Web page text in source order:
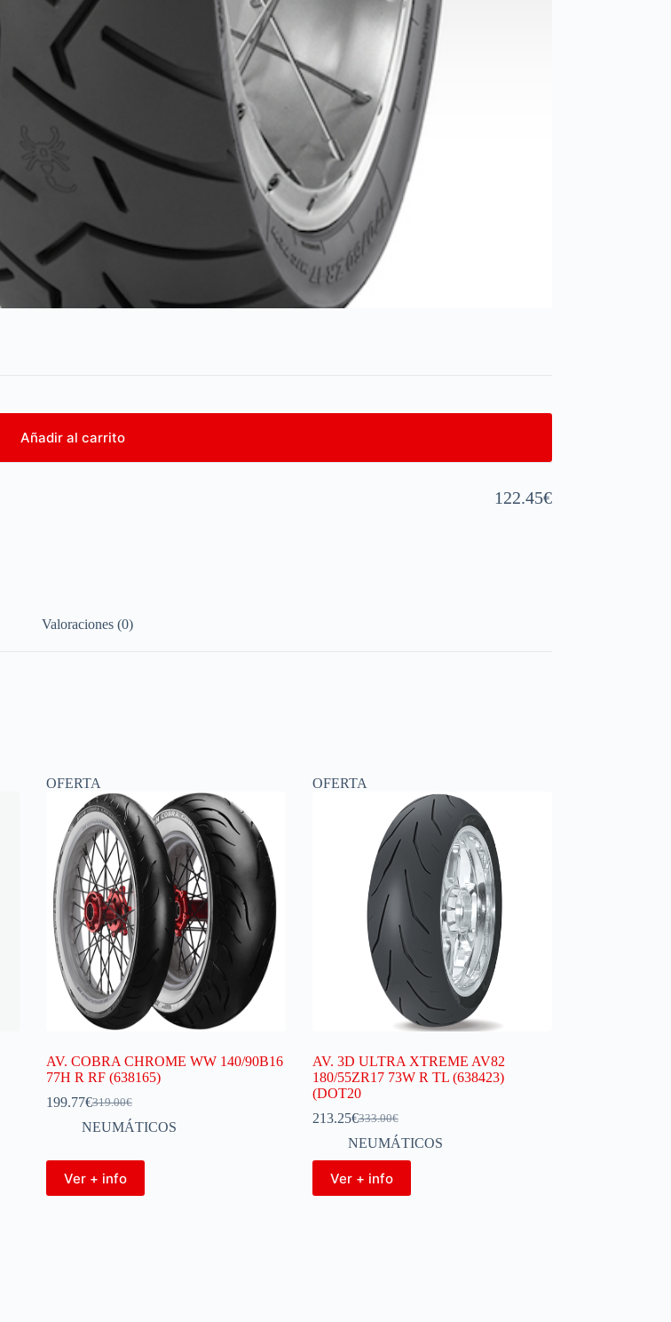
Añadir al carrito
122.45€
Valoraciones (0)
OFERTA
AV. COBRA CHROME WW 140/90B16
77H R RF (638165)
319.00€
199.77€
NEUMÁTICOS
Ver + info
OFERTA
AV. 3D ULTRA XTREME AV82
180/55ZR17 73W R TL (638423)
(DOT20
333.00€
213.25€
NEUMÁTICOS
Ver + info